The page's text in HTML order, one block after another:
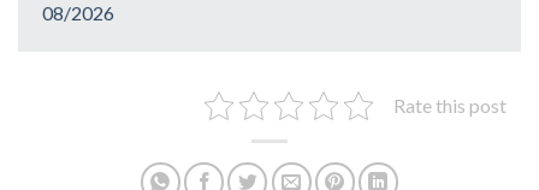
08/2026
Rate this post